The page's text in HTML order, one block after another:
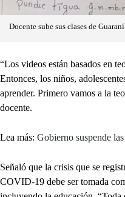
Docente sube sus clases de
“Los videos están basados en
Entonces, los niños,
aprender. Primero vamos a la
docente.
Lea más: Gobierno suspende
Señaló que la crisis que se
COVID-19 debe ser tomada